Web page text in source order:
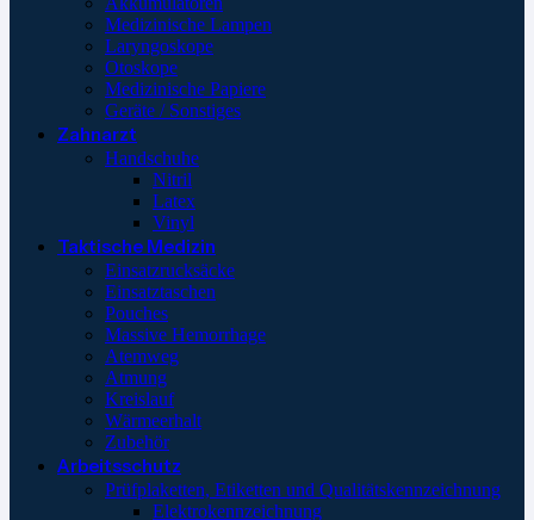
Medizinische Lampen
Laryngoskope
Otoskope
Medizinische Papiere
Geräte / Sonstiges
Zahnarzt
Handschuhe
Nitril
Latex
Vinyl
Taktische Medizin
Einsatzrucksäcke
Einsatztaschen
Pouches
Massive Hemorrhage
Atemweg
Atmung
Kreislauf
Wärmeerhalt
Zubehör
Arbeitsschutz
Prüfplaketten, Etiketten und Qualitätskennzeichnung
Elektrokennzeichnung